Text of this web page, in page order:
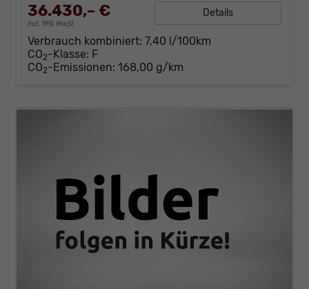
36.430,– €
incl. 19% MwSt.
Details
Verbrauch kombiniert: 7,40 l/100km
CO2-Klasse: F
CO2-Emissionen: 168,00 g/km